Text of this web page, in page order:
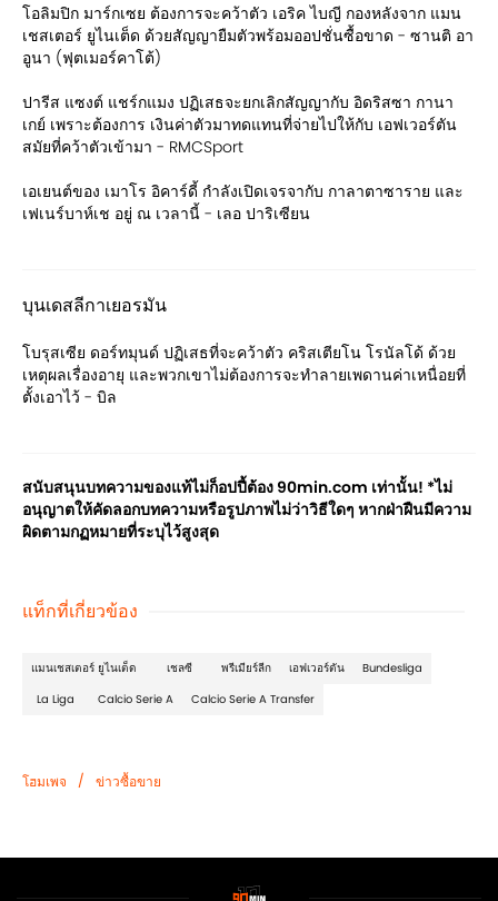
โอลิมปิก มาร์กเซย ต้องการจะคว้าตัว เอริค ไบญี กองหลังจาก แมน
เชสเตอร์ ยูไนเต็ด ด้วยสัญญายืมตัวพร้อมออปชั่นซื้อขาด - ซานติ อา
อูนา (ฟุตเมอร์คาโต้)
ปารีส แซงต์ แชร์กแมง ปฏิเสธจะยกเลิกสัญญากับ อิดริสซา กานา
เกย์ เพราะต้องการ เงินค่าตัวมาทดแทนที่จ่ายไปให้กับ เอฟเวอร์ตัน
สมัยที่คว้าตัวเข้ามา - RMCSport
เอเยนต์ของ เมาโร อิคาร์ดี้ กำลังเปิดเจรจากับ กาลาตาซาราย และ
เฟเนร์บาห์เช อยู่ ณ เวลานี้ - เลอ ปาริเซียน
บุนเดสลีกาเยอรมัน
โบรุสเซีย ดอร์ทมุนด์ ปฏิเสธที่จะคว้าตัว คริสเตียโน โรนัลโด้ ด้วย
เหตุผลเรื่องอายุ และพวกเขาไม่ต้องการจะทำลายเพดานค่าเหนื่อยที่
ตั้งเอาไว้ - บิล
สนับสนุนบทความของแท้ไม่ก็อปปี้ต้อง 90min.com เท่านั้น! *ไม่
อนุญาตให้คัดลอกบทความหรือรูปภาพไม่ว่าวิธีใดๆ หากฝ่าฝืนมีความ
ผิดตามกฏหมายที่ระบุไว้สูงสุด
แท็กที่เกี่ยวข้อง
แมนเชสเตอร์ ยูไนเต็ด เชลซี พรีเมียร์ลีก เอฟเวอร์ตัน
Bundesliga
La Liga
Calcio Serie A Calcio Serie A Transfer
โฮมเพจ / ข่าวซื้อขาย